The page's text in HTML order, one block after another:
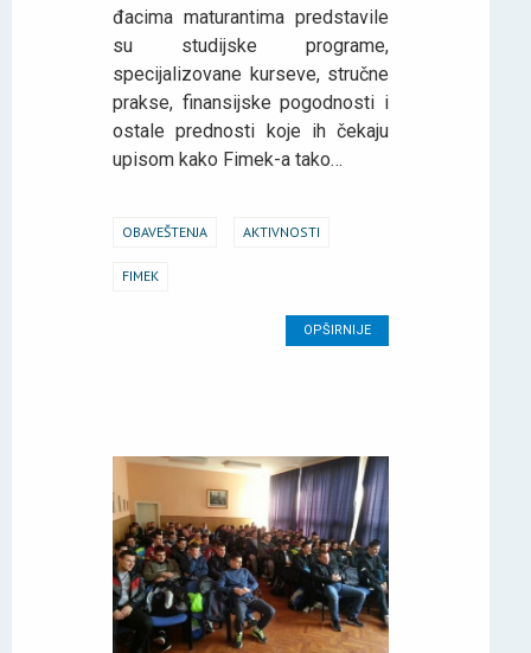
đacima maturantima predstavile
su studijske programe,
specijalizovane kurseve, stručne
prakse, finansijske pogodnosti i
ostale prednosti koje ih čekaju
upisom kako Fimek-a tako…
OBAVEŠTENJA AKTIVNOSTI
FIMEK
OPŠIRNIJE